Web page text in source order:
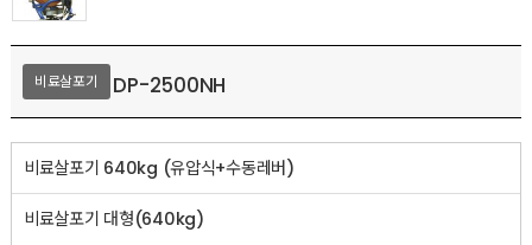
비료살포기 DP-2500NH
비료살포기 640kg (유압식+수동레버)
비료살포기 대형(640kg)